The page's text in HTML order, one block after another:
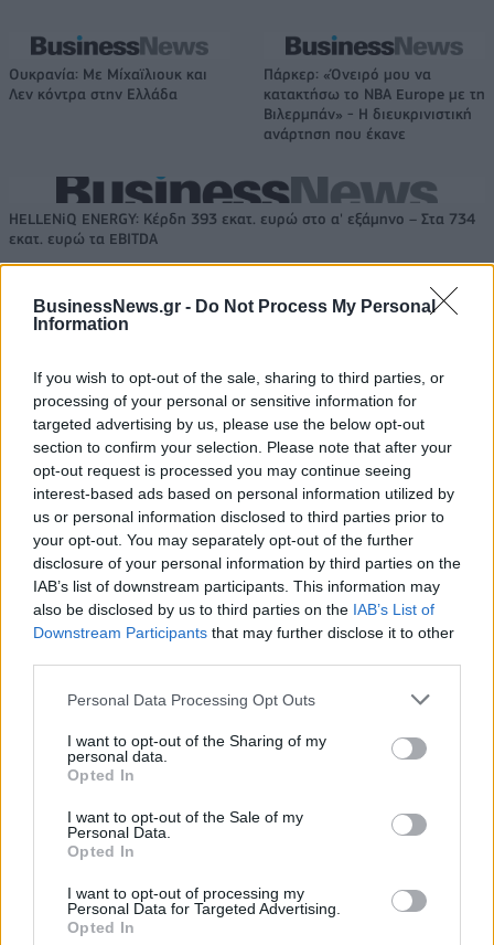
BusinessNews.gr - Do Not Process My Personal
Information
If you wish to opt-out of the sale, sharing to third parties, or
processing of your personal or sensitive information for
targeted advertising by us, please use the below opt-out
section to confirm your selection. Please note that after your
opt-out request is processed you may continue seeing
interest-based ads based on personal information utilized by
us or personal information disclosed to third parties prior to
your opt-out. You may separately opt-out of the further
disclosure of your personal information by third parties on the
IAB’s list of downstream participants. This information may
also be disclosed by us to third parties on the IAB’s List of
Downstream Participants that may further disclose it to other
Personal Data Processing Opt Outs
I want to opt-out of the Sharing of my
personal data.
Opted In
I want to opt-out of the Sale of my
Personal Data.
Opted In
I want to opt-out of processing my
Personal Data for Targeted Advertising.
Opted In
Ουκρανία: Με Μίχαϊλιουκ και
Λεν κόντρα στην Ελλάδα
Πάρκερ: «Όνειρό μου να
κατακτήσω το ΝΒΑ Europe με τη
Βιλερμπάν» - Η διευκρινιστική
ανάρτηση που έκανε
HELLENiQ ENERGY: Κέρδη 393 εκατ. ευρώ στο α' εξάμηνο – Στα 734
εκατ. ευρώ τα EBITDA
ο τζίρος στο α' εξάμηνο, στα 4,3
δισ. ευρώ – Στα 446 εκατ. ευρώ
τα EBITDA
δισ. ευρώ ως το 2028 για την
Ενέργεια
Η συμφωνία Arval-Athlon αναδιαμορφώνει την αγορά leasing
VW: Η δύσκολη εξίσωση της
18η συνεχόμενη χρονιά για τον
ΟΤΕ στη διεθνή σειρά δεικτών
FTSE4Good
Alpha Bank: Για πρώτη φορά το Αρχαίο Θέατρο Επιδαύρου άνοιξε τις
ESG Report 2025: Πώς η ΑΒ Βασιλόπουλος μετατρέπει τη
βιωσιμότητα σε καθημερινή πράξη